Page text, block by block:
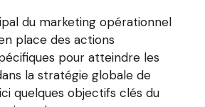
du marketing opérationnel
place des actions
pour atteindre les
la stratégie globale de
quelques objectifs clés du